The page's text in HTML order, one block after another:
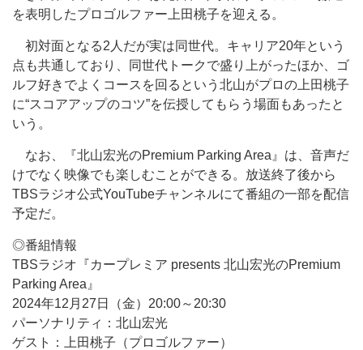
を表明したプロゴルファー上田桃子を迎える。
初対面となる2人だが実は同世代。キャリア20年という
点も共通しており、同世代トークで盛り上がったほか、ゴ
ルフ好きでよくコースを回るという北山がプロの上田桃子
に“スコアアップのコツ”を伝授してもらう場面もあったと
いう。
なお、『北山宏光のPremium Parking Area』は、音声だ
けでなく映像でも楽しむことができる。放送終了後から
TBSラジオ公式YouTubeチャンネルにて番組の一部を配信
予定だ。
◎番組情報
TBSラジオ『カープレミア presents 北山宏光のPremium
Parking Area』
2024年12月27日（金）20:00～20:30
パーソナリティ：北山宏光
ゲスト：上田桃子（プロゴルファー）